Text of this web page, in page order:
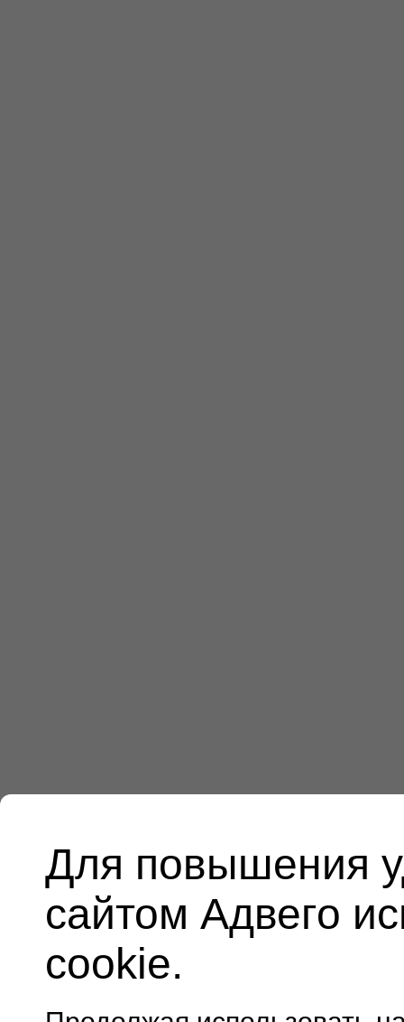
Для повышения
сайтом Адвего
cookie.